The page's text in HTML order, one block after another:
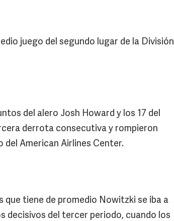
juego del segundo lugar de la División
del alero Josh Howard y los 17 del
derrota consecutiva y rompieron
del American Airlines Center.
que tiene de promedio Nowitzki se iba a
decisivos del tercer periodo, cuando los